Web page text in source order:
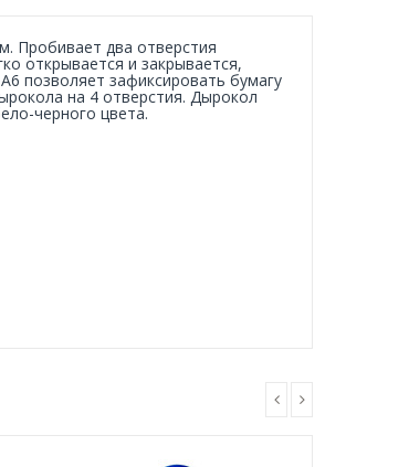
Пробивает два отверстия
открывается и закрывается,
позволяет зафиксировать бумагу
на 4 отверстия. Дырокол
черного цвета.